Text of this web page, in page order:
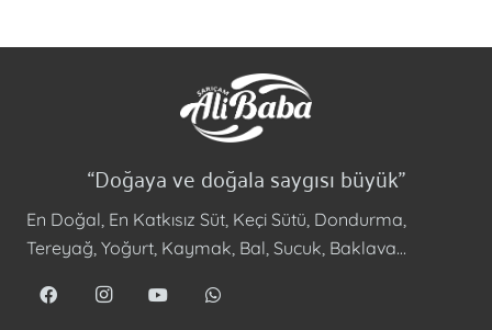
“Doğaya ve doğala saygısı büyük”
En Doğal, En Katkısız Süt, Keçi Sütü, Dondurma,
Tereyağ, Yoğurt, Kaymak, Bal, Sucuk, Baklava…